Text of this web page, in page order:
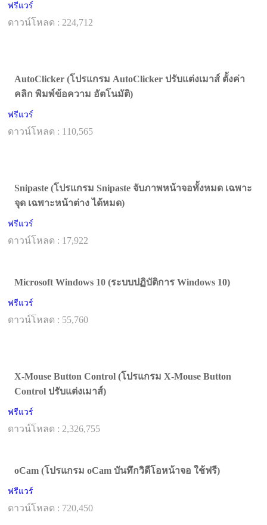
ฟรีแวร์
ดาวน์โหลด : 224,712
AutoClicker (โปรแกรม AutoClicker ปรับแต่งเมาส์ ตั้งค่า
คลิก พิมพ์ข้อความ อัตโนมัติ)
ฟรีแวร์
ดาวน์โหลด : 110,565
Snipaste (โปรแกรม Snipaste จับภาพหน้าจอทั้งหมด เฉพาะ
จุด เฉพาะหน้าต่าง ได้หมด)
ฟรีแวร์
ดาวน์โหลด : 17,922
Microsoft Windows 10 (ระบบปฏิบัติการ Windows 10)
ฟรีแวร์
ดาวน์โหลด : 55,760
X-Mouse Button Control (โปรแกรม X-Mouse Button
Control ปรับแต่งเมาส์)
ฟรีแวร์
ดาวน์โหลด : 2,326,755
oCam (โปรแกรม oCam บันทึกวิดีโอหน้าจอ ใช้ฟรี)
ฟรีแวร์
ดาวน์โหลด : 720,450